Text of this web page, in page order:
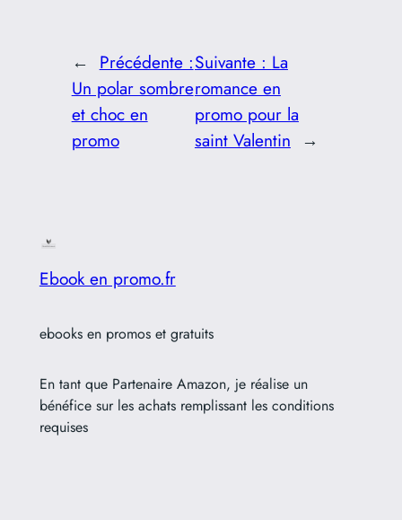
← Précédente :
Un polar sombre
et choc en
promo
Suivante : La
romance en
promo pour la
saint Valentin →
Ebook en promo.fr
ebooks en promos et gratuits
En tant que Partenaire Amazon, je réalise un
bénéfice sur les achats remplissant les conditions
requises